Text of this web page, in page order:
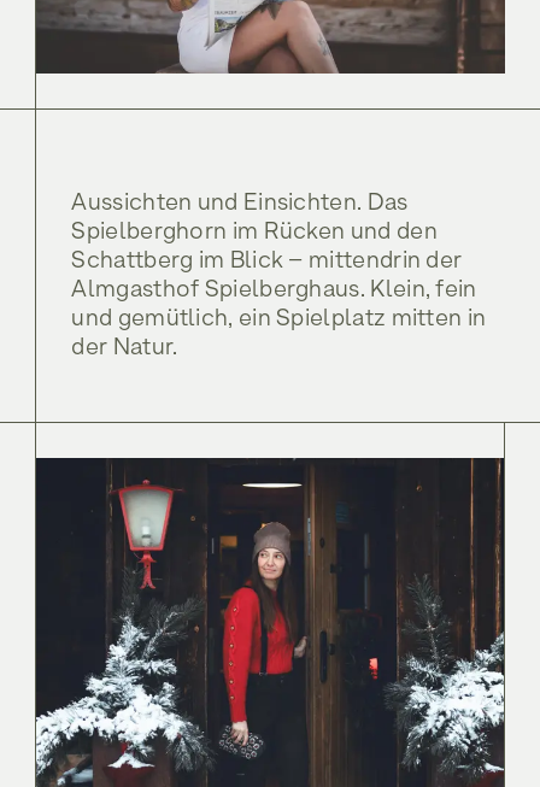
Gidi • Doppelzimmer
Biken
Rodelbahn
Winter am Spielberghaus
Service & Info
Lage und Anreise
Gutschein
FAQ
Genießen
Angebote
Shop
Tilli • Zwei-Bettzimmer
Inklusivleistungen
Rodelbahn
Sommer am Spielberghaus
Winter am Spielberghaus
Service & Info
Kontakt
Gutschein
FAQ
Jobs
Entspannen
Angebote
Aussichten und Einsichten. Das
Spielberghorn im Rücken und den
Schattberg im Blick – mittendrin der
Almgasthof Spielberghaus. Klein, fein
und gemütlich, ein Spielplatz mitten in
der Natur.